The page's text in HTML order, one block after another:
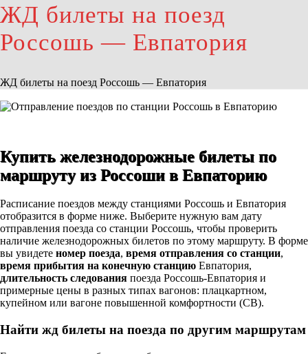
ЖД билеты на поезд
Россошь — Евпатория
ЖД билеты на поезд Россошь — Евпатория
Купить железнодорожные билеты по
маршруту из Россоши в Евпаторию
Расписание поездов между станциями Россошь и Евпатория
отобразится в форме ниже. Выберите нужную вам дату
отправления поезда со станции Россошь, чтобы проверить
наличие железнодорожных билетов по этому маршруту. В форме
вы увидете номер поезда, время отправления со станции,
время прибытия на конечную станцию Евпатория,
длительность следования поезда Россошь-Евпатория и
примерные цены в разных типах вагонов: плацкартном,
купейном или вагоне повышенной комфортности (СВ).
Найти жд билеты на поезда по другим маршрутам